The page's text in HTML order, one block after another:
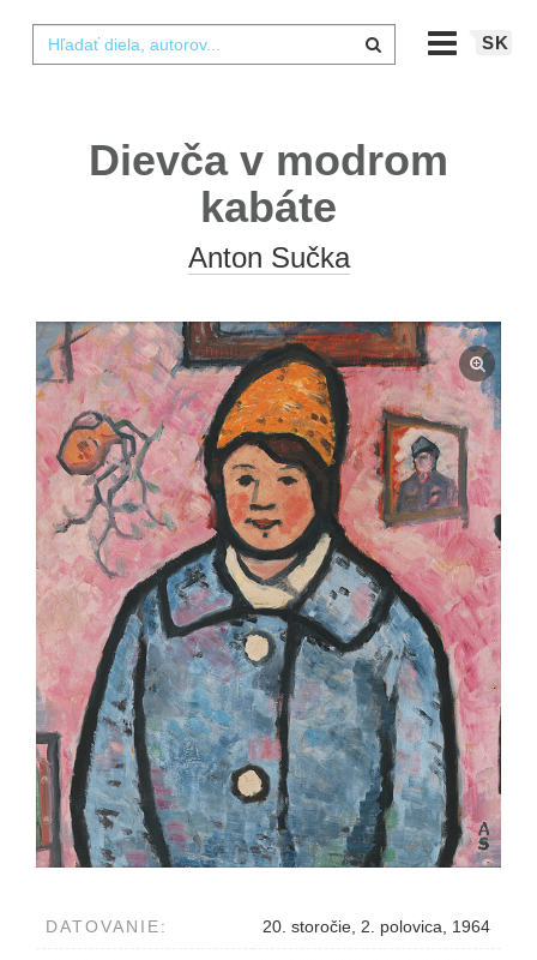
SK
Dievča v modrom
kabáte
Anton Sučka
DATOVANIE: 20. storočie, 2. polovica, 1964